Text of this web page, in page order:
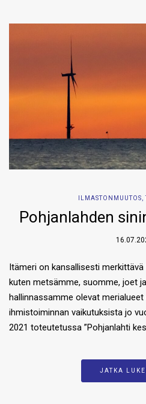
ILMASTONMUUTOS,
Pohjanlahden
Itämeri on kansallisesti
kuten metsämme, suomme, joet
hallinnassamme olevat
ihmistoiminnan vaikutuksista jo
2021 toteutetussa ”Pohjanlahti
JATKA